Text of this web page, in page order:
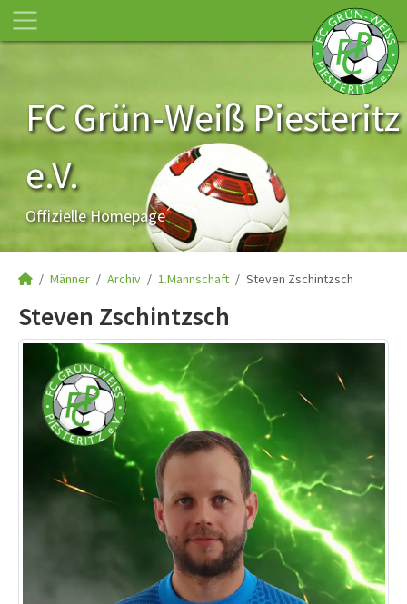
FC Grün-Weiß Piesteritz
e.V.
Offizielle Homepage
Männer Archiv 1.Mannschaft Steven Zschintzsch
Steven Zschintzsch